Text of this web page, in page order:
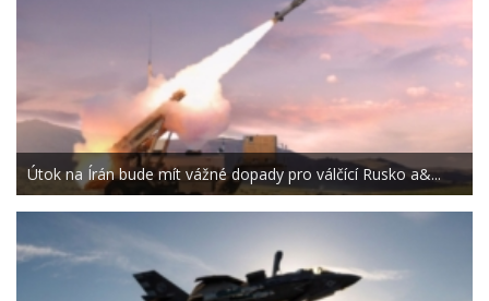
Útok na Írán bude mít vážné dopady pro válčící Rusko a&...